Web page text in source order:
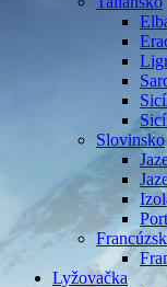
Slovinsko
Lyžovačka